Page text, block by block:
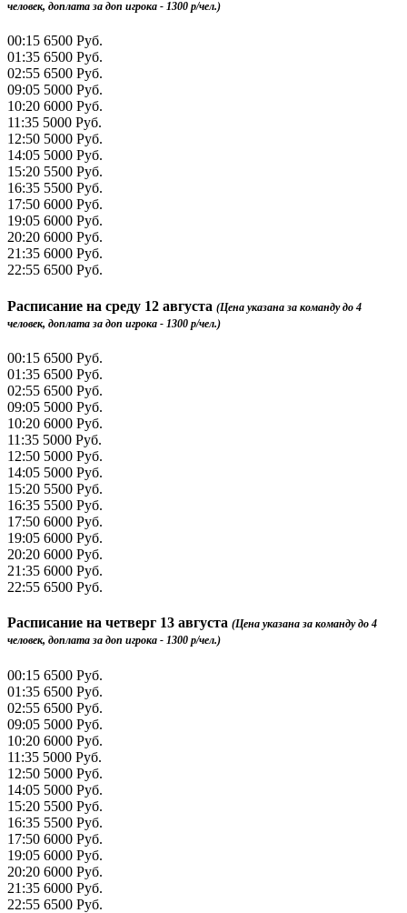
человек, доплата за доп игрока - 1300 р/чел.)
00:15 6500 Руб.
01:35 6500 Руб.
02:55 6500 Руб.
09:05 5000 Руб.
10:20 6000 Руб.
11:35 5000 Руб.
12:50 5000 Руб.
14:05 5000 Руб.
15:20 5500 Руб.
16:35 5500 Руб.
17:50 6000 Руб.
19:05 6000 Руб.
20:20 6000 Руб.
21:35 6000 Руб.
22:55 6500 Руб.
Расписание на среду 12 августа (Цена указана за команду до 4
человек, доплата за доп игрока - 1300 р/чел.)
00:15 6500 Руб.
01:35 6500 Руб.
02:55 6500 Руб.
09:05 5000 Руб.
10:20 6000 Руб.
11:35 5000 Руб.
12:50 5000 Руб.
14:05 5000 Руб.
15:20 5500 Руб.
16:35 5500 Руб.
17:50 6000 Руб.
19:05 6000 Руб.
20:20 6000 Руб.
21:35 6000 Руб.
22:55 6500 Руб.
Расписание на четверг 13 августа (Цена указана за команду до 4
человек, доплата за доп игрока - 1300 р/чел.)
00:15 6500 Руб.
01:35 6500 Руб.
02:55 6500 Руб.
09:05 5000 Руб.
10:20 6000 Руб.
11:35 5000 Руб.
12:50 5000 Руб.
14:05 5000 Руб.
15:20 5500 Руб.
16:35 5500 Руб.
17:50 6000 Руб.
19:05 6000 Руб.
20:20 6000 Руб.
21:35 6000 Руб.
22:55 6500 Руб.